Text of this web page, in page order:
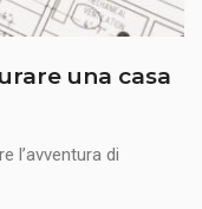
una casa
l’avventura di